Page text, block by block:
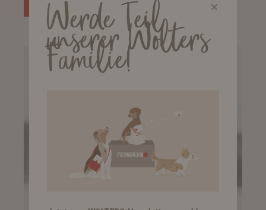
Weiterlesen
Werde Teil
unserer Wolters
Familie!